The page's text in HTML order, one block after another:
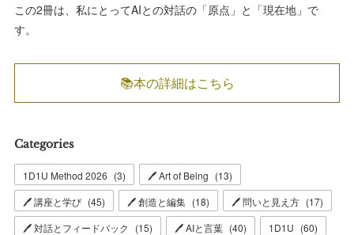
この2冊は、私にとってAIとの対話の「原点」と「現在地」で
す。
📚本の詳細はこちら
Categories
1D1U Method 2026 (3) 🖊 Art of Being (13)
🖊 講座と学び (45) 🖊 創造と編集 (18) 🖊 問いと見え方 (17)
🖊 対話とフィードバック
(15) 🖊 AIと言葉 (40) 1D1U (60)